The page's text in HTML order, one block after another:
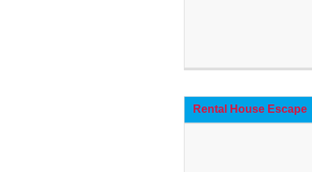
Rental House Escape